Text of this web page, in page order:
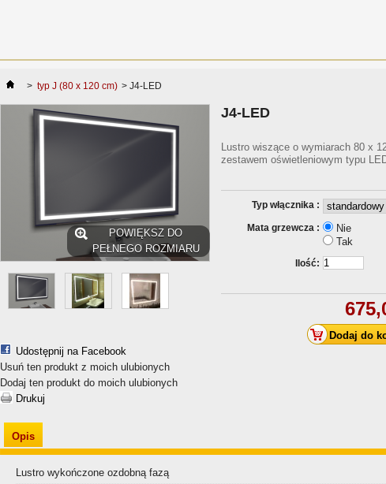
> typ J (80 x 120 cm) > J4-LED
POWIĘKSZ DO
PEŁNEGO ROZMIARU
Udostępnij na Facebook
Usuń ten produkt z moich ulubionych
Dodaj ten produkt do moich ulubionych
Drukuj
J4-LED
Lustro wiszące o wymiarach 80 x
zestawem oświetleniowym typu
Typ włącznika :
Mata grzewcza :
Nie
Tak
Ilość:
Opis
Lustro wykończone ozdobną fazą